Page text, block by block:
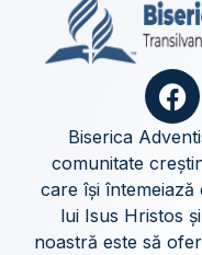
Biserica
comunitate
care își
lui Isus Hristos
noastră este să